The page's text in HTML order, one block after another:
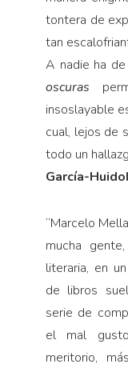
tontera de
tan
A nadie ha
oscuras
insoslayable
cual, lejos de
todo un
García-
“Marcelo
mucha
literaria, en
de libros
serie de
el mal
meritorio,